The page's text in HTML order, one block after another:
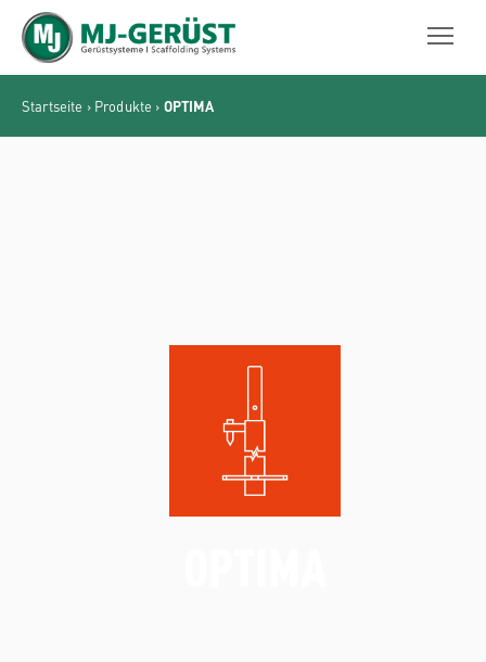
MJ-GERÜST
Startseite › Produkte › OPTIMA